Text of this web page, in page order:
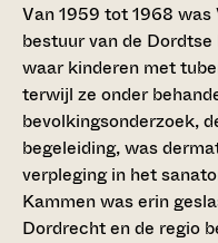
Van 1959 tot 1968
bestuur van de
waar kinderen met
terwijl ze onder
bevolkingsonderzoek,
begeleiding, was
verpleging in het
Kammen was erin
Dordrecht en de regio